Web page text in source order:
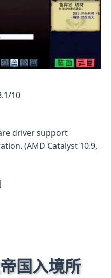
10
driver support
(AMD Catalyst 10.9,
国入境所